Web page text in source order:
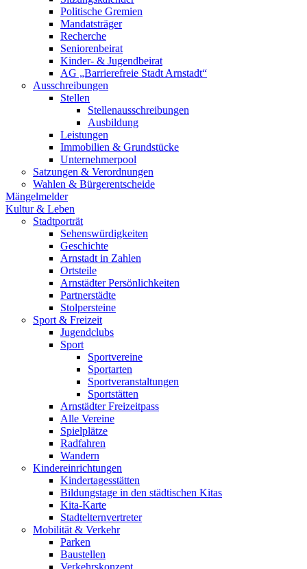
Politische Gremien
Mandatsträger
Recherche
Seniorenbeirat
Kinder- & Jugendbeirat
AG „Barrierefreie Stadt Arnstadt“
Ausschreibungen
Stellen
Stellenausschreibungen
Ausbildung
Leistungen
Immobilien & Grundstücke
Unternehmerpool
Satzungen & Verordnungen
Wahlen & Bürgerentscheide
Mängelmelder
Kultur & Leben
Stadtporträt
Sehenswürdigkeiten
Geschichte
Arnstadt in Zahlen
Ortsteile
Arnstädter Persönlichkeiten
Partnerstädte
Stolpersteine
Sport & Freizeit
Jugendclubs
Sport
Sportvereine
Sportarten
Sportveranstaltungen
Sportstätten
Arnstädter Freizeitpass
Alle Vereine
Spielplätze
Radfahren
Wandern
Kindereinrichtungen
Kindertagesstätten
Bildungstage in den städtischen Kitas
Kita-Karte
Stadtelternvertreter
Mobilität & Verkehr
Parken
Baustellen
Verkehrskonzept